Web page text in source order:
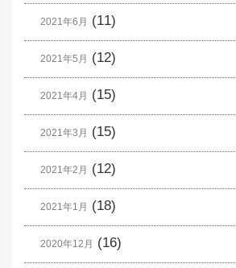
2021年6月 (11)
2021年5月 (12)
2021年4月 (15)
2021年3月 (15)
2021年2月 (12)
2021年1月 (18)
2020年12月 (16)